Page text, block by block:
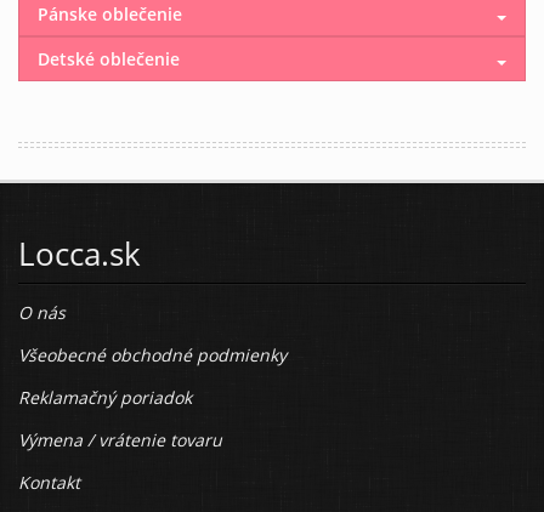
Pánske oblečenie
Detské oblečenie
Locca.sk
O nás
Všeobecné obchodné podmienky
Reklamačný poriadok
Výmena / vrátenie tovaru
Kontakt